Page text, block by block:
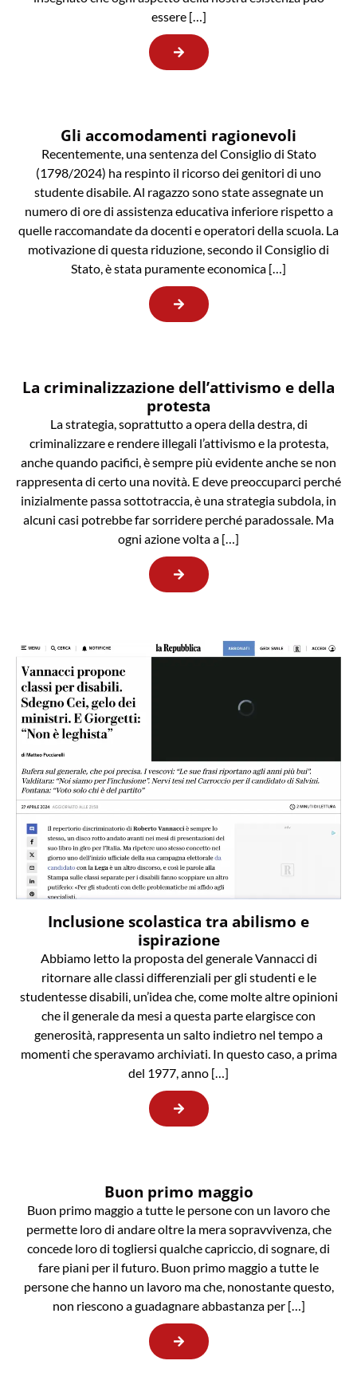
essere […]
Gli accomodamenti ragionevoli
Recentemente, una sentenza del Consiglio di Stato
(1798/2024) ha respinto il ricorso dei genitori di uno
studente disabile. Al ragazzo sono state assegnate un
numero di ore di assistenza educativa inferiore rispetto a
quelle raccomandate da docenti e operatori della scuola. La
motivazione di questa riduzione, secondo il Consiglio di
Stato, è stata puramente economica […]
La criminalizzazione dell’attivismo e della
protesta
La strategia, soprattutto a opera della destra, di
criminalizzare e rendere illegali l’attivismo e la protesta,
anche quando pacifici, è sempre più evidente anche se non
rappresenta di certo una novità. E deve preoccuparci perché
inizialmente passa sottotraccia, è una strategia subdola, in
alcuni casi potrebbe far sorridere perché paradossale. Ma
ogni azione volta a […]
Inclusione scolastica tra abilismo e
ispirazione
Abbiamo letto la proposta del generale Vannacci di
ritornare alle classi differenziali per gli studenti e le
studentesse disabili, un’idea che, come molte altre opinioni
che il generale da mesi a questa parte elargisce con
generosità, rappresenta un salto indietro nel tempo a
momenti che speravamo archiviati. In questo caso, a prima
del 1977, anno […]
Buon primo maggio
Buon primo maggio a tutte le persone con un lavoro che
permette loro di andare oltre la mera sopravvivenza, che
concede loro di togliersi qualche capriccio, di sognare, di
fare piani per il futuro. Buon primo maggio a tutte le
persone che hanno un lavoro ma che, nonostante questo,
non riescono a guadagnare abbastanza per […]